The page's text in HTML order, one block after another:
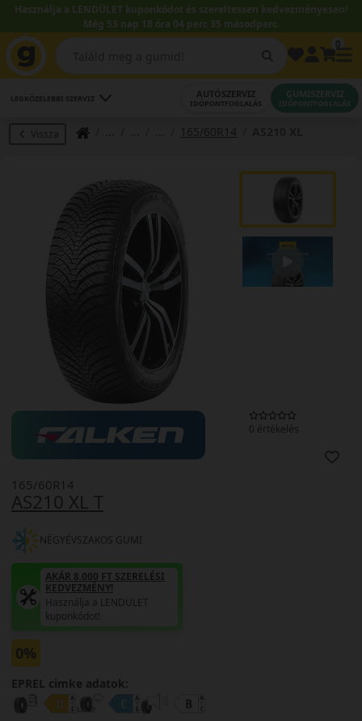
Használja a LENDÜLET kuponkódot és szereltessen kedvezményesen!
Még 53 nap 18 óra 04 perc 34 másodperc.
LEGKÖZELEBBI SZERVIZ AUTÓSZERVIZ
IDŐPONTFOGLALÁS
GUMISZERVIZ
IDŐPONTFOGLALÁS
Vissza 165/60R14
0 értékelés
AS210 XL T
165/60R14
NÉGYÉVSZAKOS GUMI
AKÁR 8.000 FT SZERELÉSI
KEDVEZMÉNY!
Használja a LENDÜLET
kuponkódot!
0%
EPREL cimke adatok: